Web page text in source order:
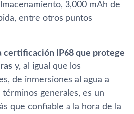
3,000 mAh de
entre otros puntos
certificación IP68 que protege
y, al igual que los
de inmersiones al agua a
generales, es un
que confiable a la hora de la